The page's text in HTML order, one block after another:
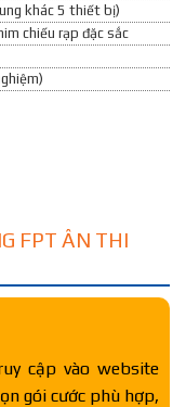
khác 5 thiết bị)
chiếu rạp đặc sắc
FPT ÂN THI
cập vào website
gói cước phù hợp,